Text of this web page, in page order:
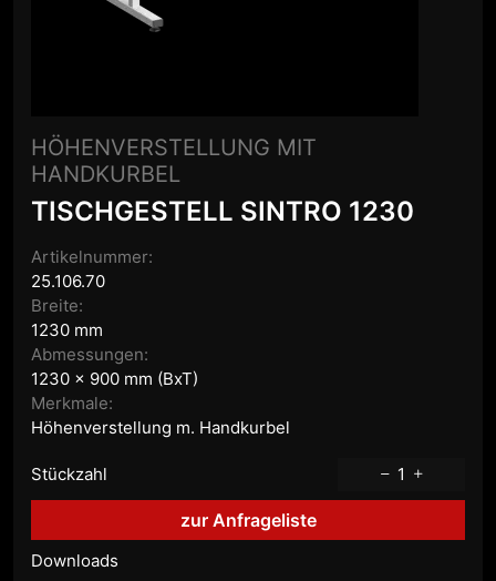
HÖHENVERSTELLUNG MIT
HANDKURBEL
TISCHGESTELL SINTRO 1230
Artikelnummer:
25.106.70
Breite:
1230 mm
Abmessungen:
1230 x 900 mm (BxT)
Merkmale:
Höhenverstellung m. Handkurbel
Stückzahl 1
zur Anfrageliste
Downloads